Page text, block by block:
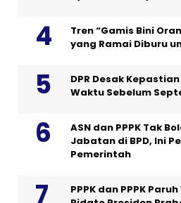
Tren “Gamis Bini
yang Ramai Diburu
DPR Desak
Waktu Sebelum
ASN dan PPPK Tak
Jabatan di BPD, Ini
Pemerintah
PPPK dan PPPK